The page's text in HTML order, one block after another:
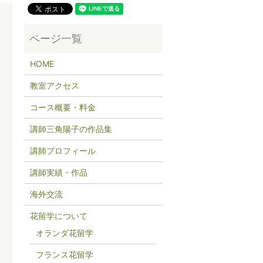
HOME
教室アクセス
コース概要・料金
講師三角陽子の作品集
講師プロフィール
講師実績・作品
海外交流
花留学について
オランダ花留学
フランス花留学